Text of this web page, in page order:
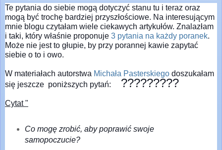
Te pytania do siebie mogą dotyczyć stanu tu i teraz oraz
mogą być trochę bardziej przyszłościowe. Na interesującym
mnie blogu czytałam wiele ciekawych artykułów. Znalazłam
i taki, który właśnie proponuje 3 pytania na każdy poranek.
Może nie jest to głupie, by przy porannej kawie zapytać
siebie o to i owo.
W materiałach autorstwa Michała Pasterskiego doszukałam
się jeszcze poniższych pytań: ?????????
Cytat "
Co mogę zrobić, aby poprawić swoje
samopoczucie?